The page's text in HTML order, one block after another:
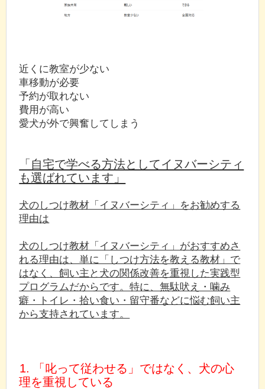
近くに教室が少ない
車移動が必要
予約が取れない
費用が高い
愛犬が外で興奮してしまう
「自宅で学べる方法としてイヌバーシティ
も選ばれています」
犬のしつけ教材「イヌバーシティ」をお勧めする
理由は
犬のしつけ教材「イヌバーシティ」がおすすめさ
れる理由は、単に「しつけ方法を教える教材」で
はなく、飼い主と犬の関係改善を重視した実践型
プログラムだからです。特に、無駄吠え・噛み
癖・トイレ・拾い食い・留守番などに悩む飼い主
から支持されています。
1. 「叱って従わせる」ではなく、犬の心
理を重視している